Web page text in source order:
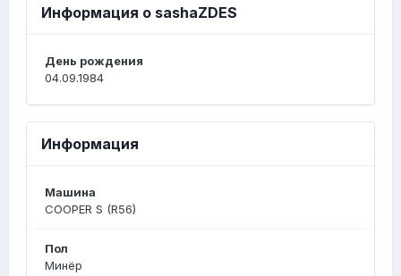
Информация о sashaZDES
День рождения
04.09.1984
Информация
Машина
COOPER S (R56)
Пол
Минёр